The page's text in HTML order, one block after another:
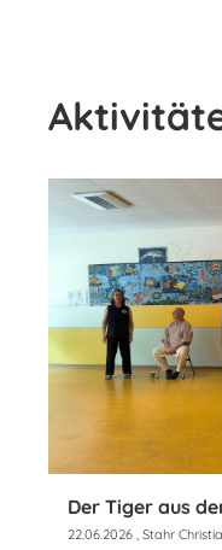
Der Tiger aus
22.06.2026 , Stahr